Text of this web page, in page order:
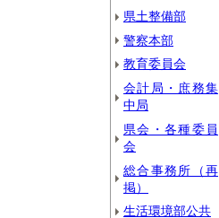
県土整備部
警察本部
教育委員会
会計局・庶務集
中局
県会・各種委員
会
総合事務所（再
掲）
生活環境部公共